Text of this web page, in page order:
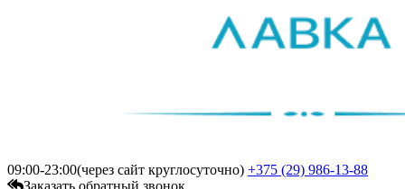
09:00-23:00(через сайт круглосуточно) +375 (29) 986-13-88